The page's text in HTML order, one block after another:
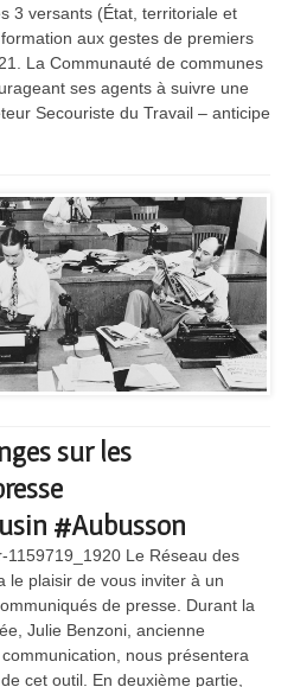
3 versants (État, territoriale et
aux gestes de premiers
La Communauté de communes
ses agents à suivre une
Secouriste du Travail – anticipe
sur les
#Aubusson
Le Réseau des
le plaisir de vous inviter à un
de presse. Durant la
Julie Benzoni, ancienne
nous présentera
cet outil. En deuxième partie,